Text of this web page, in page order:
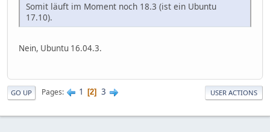
Somit läuft im Moment noch 18.3 (ist ein Ubuntu
17.10).
Nein, Ubuntu 16.04.3.
GO UP Pages 1 2 3 USER ACTIONS